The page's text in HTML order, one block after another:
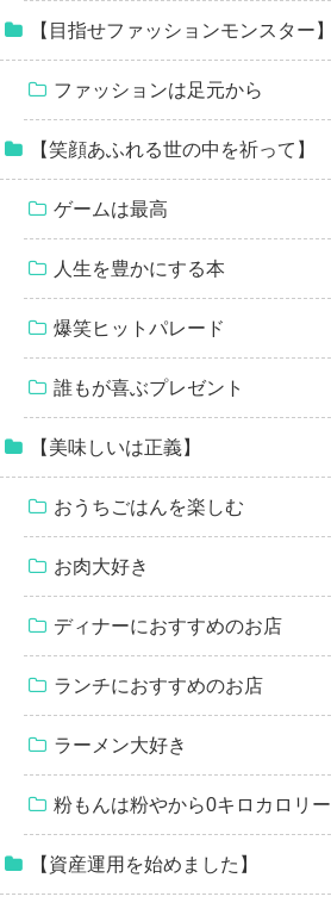
【目指せファッションモンスター】
ファッションは足元から
【笑顔あふれる世の中を祈って】
ゲームは最高
人生を豊かにする本
爆笑ヒットパレード
誰もが喜ぶプレゼント
【美味しいは正義】
おうちごはんを楽しむ
お肉大好き
ディナーにおすすめのお店
ランチにおすすめのお店
ラーメン大好き
粉もんは粉やから0キロカロリー
【資産運用を始めました】